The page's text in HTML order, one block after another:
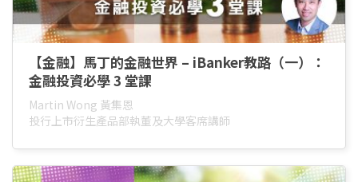
【金融】馬丁的金融世界 – iBanker教路（一）：
金融投資必學 3 堂課
Martin Wong 黃集恩
投行上市衍生產品部執董及大學客席講師